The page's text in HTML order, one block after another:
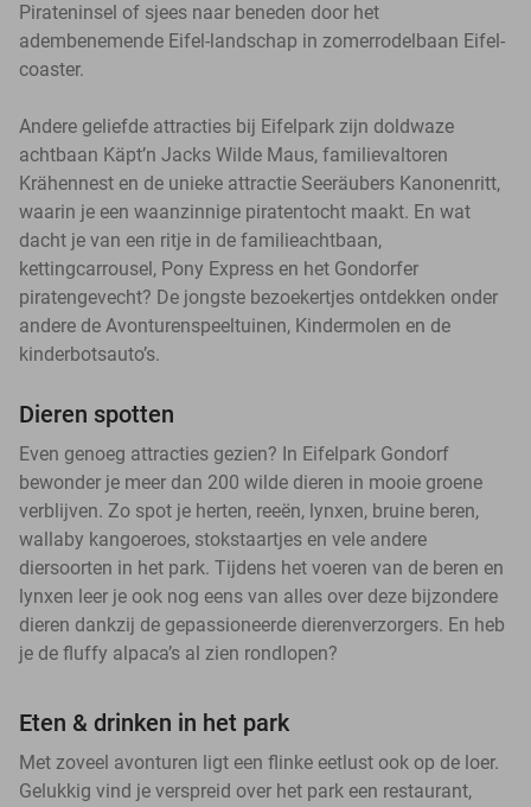
Pirateninsel of sjees naar beneden door het
adembenemende Eifel-landschap in zomerrodelbaan Eifel-
coaster.
Andere geliefde attracties bij Eifelpark zijn doldwaze
achtbaan Käpt’n Jacks Wilde Maus, familievaltoren
Krähennest en de unieke attractie Seeräubers Kanonenritt,
waarin je een waanzinnige piratentocht maakt. En wat
dacht je van een ritje in de familieachtbaan,
kettingcarrousel, Pony Express en het Gondorfer
piratengevecht? De jongste bezoekertjes ontdekken onder
andere de Avonturenspeeltuinen, Kindermolen en de
kinderbotsauto’s.
Dieren spotten
Even genoeg attracties gezien? In Eifelpark Gondorf
bewonder je meer dan 200 wilde dieren in mooie groene
verblijven. Zo spot je herten, reeën, lynxen, bruine beren,
wallaby kangoeroes, stokstaartjes en vele andere
diersoorten in het park. Tijdens het voeren van de beren en
lynxen leer je ook nog eens van alles over deze bijzondere
dieren dankzij de gepassioneerde dierenverzorgers. En heb
je de fluffy alpaca’s al zien rondlopen?
Eten & drinken in het park
Met zoveel avonturen ligt een flinke eetlust ook op de loer.
Gelukkig vind je verspreid over het park een restaurant,